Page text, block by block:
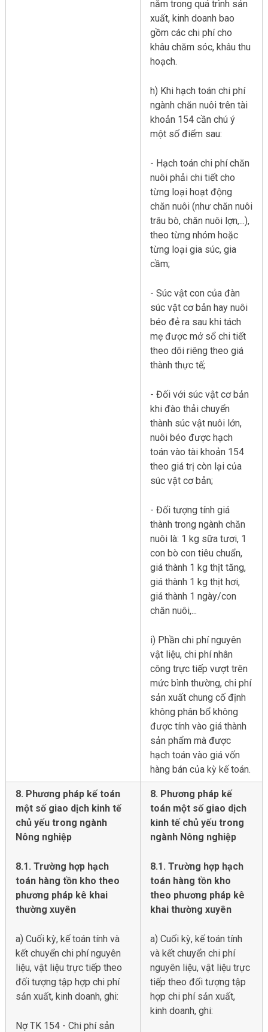
năm trong quá trình sản
xuất, kinh doanh bao
gồm các chi phí cho
khâu chăm sóc, khâu thu
hoạch.
h) Khi hạch toán chi phí
ngành chăn nuôi trên tài
khoản 154 cần chú ý
một số điểm sau:
- Hạch toán chi phí chăn
nuôi phải chi tiết cho
từng loại hoạt động
chăn nuôi (như chăn nuôi
trâu bò, chăn nuôi lợn,...),
theo từng nhóm hoặc
từng loại gia súc, gia
cầm;
- Súc vật con của đàn
súc vật cơ bản hay nuôi
béo đẻ ra sau khi tách
mẹ được mở sổ chi tiết
theo dõi riêng theo giá
thành thực tế;
- Đối với súc vật cơ bản
khi đào thải chuyển
thành súc vật nuôi lớn,
nuôi béo được hạch
toán vào tài khoản 154
theo giá trị còn lại của
súc vật cơ bản;
- Đối tượng tính giá
thành trong ngành chăn
nuôi là: 1 kg sữa tươi, 1
con bò con tiêu chuẩn,
giá thành 1 kg thịt tăng,
giá thành 1 kg thịt hơi,
giá thành 1 ngày/con
chăn nuôi,...
i) Phần chi phí nguyên
vật liệu, chi phí nhân
công trực tiếp vượt trên
mức bình thường, chi phí
sản xuất chung cố định
không phân bổ không
được tính vào giá thành
sản phẩm mà được
hạch toán vào giá vốn
hàng bán của kỳ kế toán.
8. Phương pháp kế toán
một số giao dịch kinh tế
chủ yếu trong ngành
Nông nghiệp
8.1. Trường hợp hạch
toán hàng tồn kho theo
phương pháp kê khai
thường xuyên
a) Cuối kỳ, kế toán tính và
kết chuyển chi phí nguyên
liệu, vật liệu trực tiếp theo
đối tượng tập hợp chi phí
sản xuất, kinh doanh, ghi:
Nợ TK 154 - Chi phí sản
8. Phương pháp kế
toán một số giao dịch
kinh tế chủ yếu trong
ngành Nông nghiệp
8.1. Trường hợp hạch
toán hàng tồn kho
theo phương pháp kê
khai thường xuyên
a) Cuối kỳ, kế toán tính
và kết chuyển chi phí
nguyên liệu, vật liệu trực
tiếp theo đối tượng tập
hợp chi phí sản xuất,
kinh doanh, ghi: